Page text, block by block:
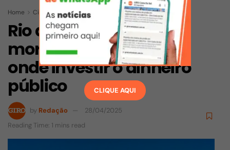
Home Cidades Rio das Ostras
Rio das Ostras convida
moradores a escolher
onde investir o dinheiro
público
by Redação
28/04/2025
Reading Time: 1 mins read
CLIQUE AQUI